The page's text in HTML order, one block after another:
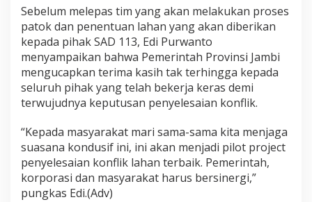
Sebelum melepas tim yang akan melakukan proses
patok dan penentuan lahan yang akan diberikan
kepada pihak SAD 113, Edi Purwanto
menyampaikan bahwa Pemerintah Provinsi Jambi
mengucapkan terima kasih tak terhingga kepada
seluruh pihak yang telah bekerja keras demi
terwujudnya keputusan penyelesaian konflik.
“Kepada masyarakat mari sama-sama kita menjaga
suasana kondusif ini, ini akan menjadi pilot project
penyelesaian konflik lahan terbaik. Pemerintah,
korporasi dan masyarakat harus bersinergi,”
pungkas Edi.(Adv)